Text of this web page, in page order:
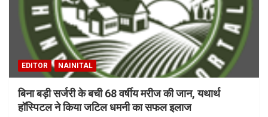
EDITOR NAINITAL
बिना बड़ी सर्जरी के बची 68 वर्षीय मरीज की जान, यथार्थ
हॉस्पिटल ने किया जटिल धमनी का सफल इलाज